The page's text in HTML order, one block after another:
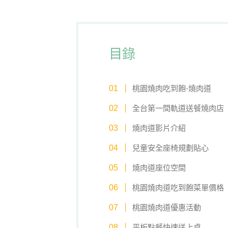
目錄
桃園燒肉吃到飽-燒肉道
全台第一間軌道送餐燒肉店
燒肉道影片介紹
兒童安全座椅規劃貼心
燒肉道座位空間
桃園燒肉道吃到飽菜單價格
桃園燒肉道優惠活動